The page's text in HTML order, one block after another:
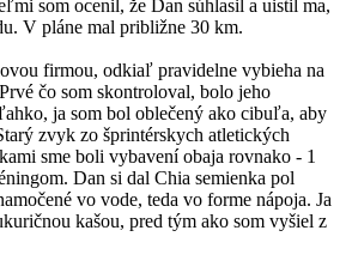
som ocenil, že Dan súhlasil a uistil ma,
V pláne mal približne 30 km.
firmou, odkiaľ pravidelne vybieha na
čo som skontroloval, bolo jeho
ja som bol oblečený ako cibuľa, aby
zvyk zo šprintérskych atletických
sme boli vybavení obaja rovnako - 1
Dan si dal Chia semienka pol
vo vode, teda vo forme nápoja. Ja
kašou, pred tým ako som vyšiel z